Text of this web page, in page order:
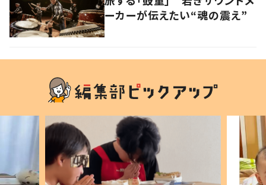
ーカーが伝えたい“魂の震え”